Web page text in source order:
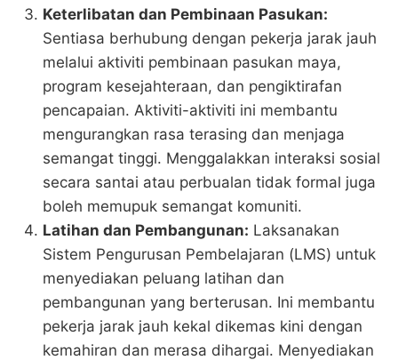
Keterlibatan dan Pembinaan Pasukan:
Sentiasa berhubung dengan pekerja jarak jauh
melalui aktiviti pembinaan pasukan maya,
program kesejahteraan, dan pengiktirafan
pencapaian. Aktiviti-aktiviti ini membantu
mengurangkan rasa terasing dan menjaga
semangat tinggi. Menggalakkan interaksi sosial
secara santai atau perbualan tidak formal juga
boleh memupuk semangat komuniti​.
Latihan dan Pembangunan: Laksanakan
Sistem Pengurusan Pembelajaran (LMS) untuk
menyediakan peluang latihan dan
pembangunan yang berterusan. Ini membantu
pekerja jarak jauh kekal dikemas kini dengan
kemahiran dan merasa dihargai. Menyediakan